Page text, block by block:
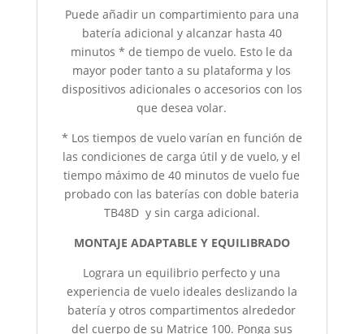
Puede añadir un compartimiento para una
batería adicional y alcanzar hasta 40
minutos * de tiempo de vuelo. Esto le da
mayor poder tanto a su plataforma y los
dispositivos adicionales o accesorios con los
que desea volar.
* Los tiempos de vuelo varían en función de
las condiciones de carga útil y de vuelo, y el
tiempo máximo de 40 minutos de vuelo fue
probado con las baterías con doble bateria
TB48D y sin carga adicional.
MONTAJE ADAPTABLE Y EQUILIBRADO
Lograra un equilibrio perfecto y una
experiencia de vuelo ideales deslizando la
batería y otros compartimentos alrededor
del cuerpo de su Matrice 100. Ponga sus